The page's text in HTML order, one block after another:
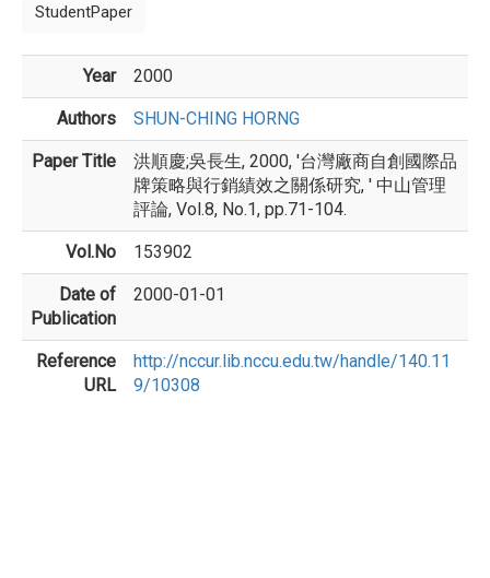
StudentPaper
Year 2000
Authors SHUN-CHING HORNG
Paper Title
洪順慶;吳長生, 2000, '台灣廠商自創國際品
牌策略與行銷績效之關係研究, ' 中山管理
評論, Vol.8, No.1, pp.71-104.
Vol.No 153902
Date of
Publication
2000-01-01
Reference
URL
http://nccur.lib.nccu.edu.tw/handle/140.11
9/10308